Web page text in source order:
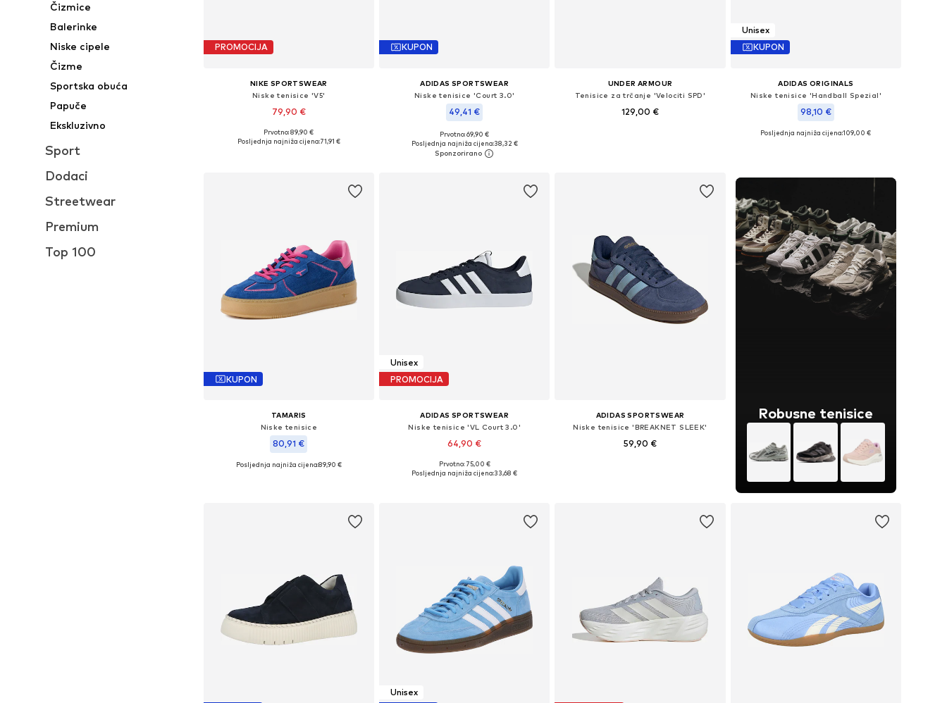
Čizmice
Balerinke
Niske cipele
Čizme
Sportska obuća
Papuče
Ekskluzivno
Sport
Dodaci
Streetwear
Premium
Top 100
PROMOCIJA
NIKE SPORTSWEAR
Niske tenisice 'V5'
79,90 €
Dostupno u više veličina
Prvotno: 89,90 €
Posljednja najniža cijena:71,91 €
KUPON
ADIDAS SPORTSWEAR
Niske tenisice 'Court 3.0'
49,41 €
Dostupno u više veličina
Dodaj u košaricu
Prvotno: 69,90 €
Posljednja najniža cijena:38,32 €
UNDER ARMOUR
Tenisice za trčanje 'Velociti SPD'
129,00 €
Unisex
KUPON
ADIDAS ORIGINALS
Niske tenisice 'Handball Spezial'
98,10 €
Dostupno u više veličina
Posljednja najniža cijena:109,00 €
KUPON
TAMARIS
Niske tenisice
80,91 €
Dostupne veličine: 36, 37, 38, 39, 40, 41
Posljednja najniža cijena:89,90 €
Unisex
PROMOCIJA
ADIDAS SPORTSWEAR
Niske tenisice 'VL Court 3.0'
64,90 €
+11
Dostupno u više veličina
Prvotno: 75,00 €
Posljednja najniža cijena:33,68 €
ADIDAS SPORTSWEAR
Niske tenisice 'BREAKNET SLEEK'
59,90 €
Robusne tenisice
Unisex